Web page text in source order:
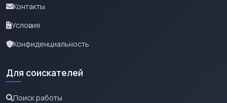
Контакты
Условия
Конфиденциальность
Для соискателей
Поиск работы